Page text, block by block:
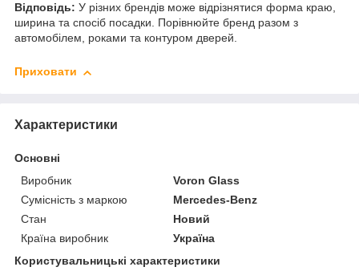
Відповідь: У різних брендів може відрізнятися форма краю,
ширина та спосіб посадки. Порівнюйте бренд разом з
автомобілем, роками та контуром дверей.
Приховати
Характеристики
Основні
Виробник
Voron Glass
Сумісність з маркою
Mercedes-Benz
Стан
Новий
Країна виробник
Україна
Користувальницькі характеристики